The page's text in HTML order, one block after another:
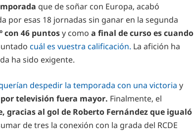
que de soñar con Europa, acabó
por esas 18 jornadas sin ganar en la segunda
con 46 puntosy como a final de curso es cuando
cuál es vuestra calificación. La afición ha
ha sido exigente.
despedir la temporada con una victoria y
televisión fuera mayor. Finalmente, el
gracias al gol de Roberto Fernández que igualó
de tres la conexión con la grada del RCDE